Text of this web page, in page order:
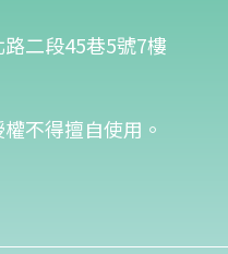
二段45巷5號7樓
不得擅自使用。